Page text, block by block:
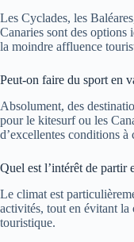
Les Cyclades, les
Canaries sont des options
la moindre affluence
Peut-on faire du sport en
Absolument, des
pour le kitesurf ou les
d’excellentes conditions à
Quel est l’intérêt de partir
Le climat est
activités, tout en évitant la
touristique.